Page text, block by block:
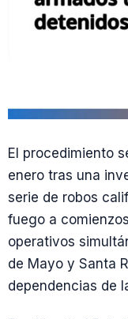
El procedimiento
enero tras una
serie de robos
fuego a
operativos
de Mayo y Santa
dependencias de